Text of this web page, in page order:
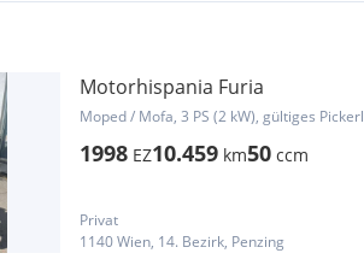
Motorhispania Furia
Moped / Mofa, 3 PS (2 kW), gültiges Pickerl
1998 EZ10.459 km50 ccm
Privat
1140 Wien, 14. Bezirk, Penzing